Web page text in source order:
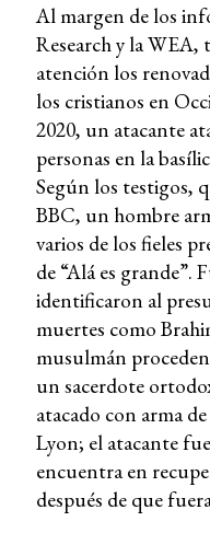
Al margen de los
Research y la WEA,
atención los
los cristianos en
2020, un atacante
personas en la
Según los testigos,
BBC, un hombre
varios de los fieles
de “Alá es grande”.
identificaron al
muertes como
musulmán
un sacerdote
atacado con arma
Lyon; el atacante
encuentra en
después de que